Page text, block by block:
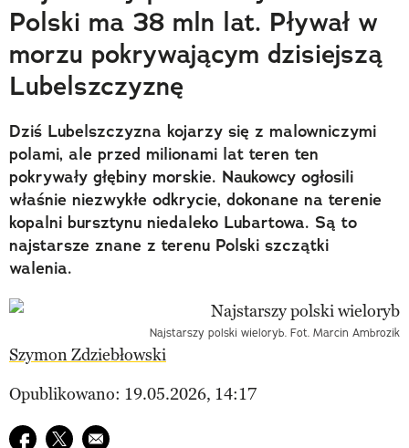
Polecane
Polski ma 38 mln lat. Pływał w
morzu pokrywającym dzisiejszą
Lubelszczyznę
Dziś Lubelszczyzna kojarzy się z malowniczymi
polami, ale przed milionami lat teren ten
pokrywały głębiny morskie. Naukowcy ogłosili
właśnie niezwykłe odkrycie, dokonane na terenie
kopalni bursztynu niedaleko Lubartowa. Są to
najstarsze znane z terenu Polski szczątki
walenia.
Najstarszy polski wieloryb. Fot. Marcin Ambrozik
Szymon Zdziebłowski
Opublikowano: 19.05.2026, 14:17
Udostępnij na facebook
Udostępnij na twitter
E-mail do przyjaciela